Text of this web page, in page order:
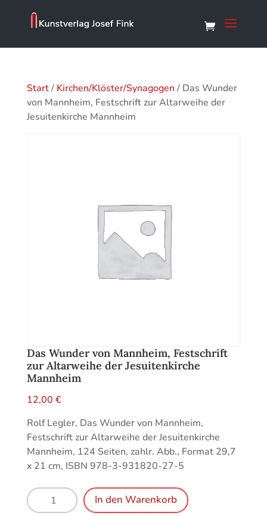
Start/ Kirchen/Klöster/Synagogen / Das Wunder
von Mannheim, Festschrift zur Altarweihe der
Jesuitenkirche Mannheim
Das Wunder von Mannheim, Festschrift
zur Altarweihe der Jesuitenkirche
Mannheim
12,00 €
Rolf Legler, Das Wunder von Mannheim,
Festschrift zur Altarweihe der Jesuitenkirche
Mannheim, 124 Seiten, zahlr. Abb., Format 29,7
x 21 cm, ISBN 978-3-931820-27-5
Das
Wunder
In den Warenkorb